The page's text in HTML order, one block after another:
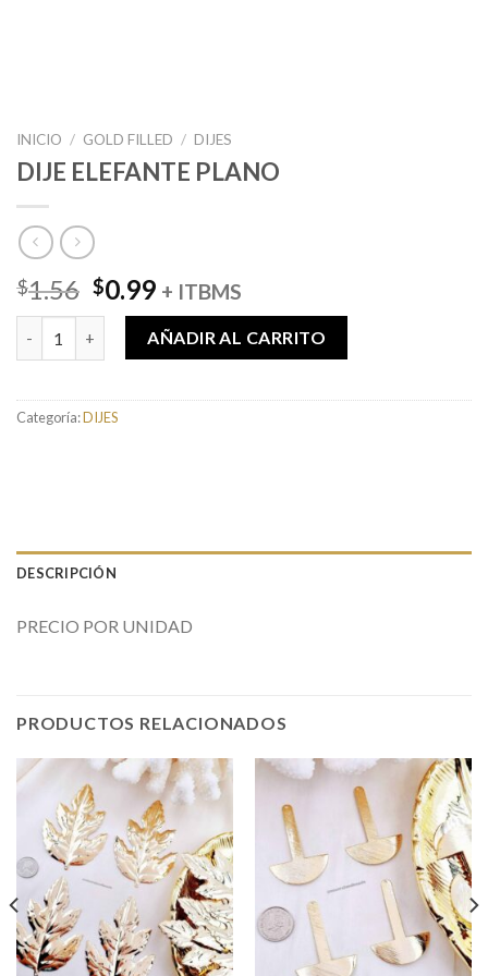
INICIO / GOLD FILLED / DIJES
DIJE ELEFANTE PLANO
$1.56 El
precio
original
era:
$1.56.
$0.99El
precio
actual
es:
$0.99.
+ ITBMS
DIJE ELEFANTE PLANO cantidad
AÑADIR AL CARRITO
Categoría:DIJES
DESCRIPCIÓN
PRECIO POR UNIDAD
PRODUCTOS RELACIONADOS